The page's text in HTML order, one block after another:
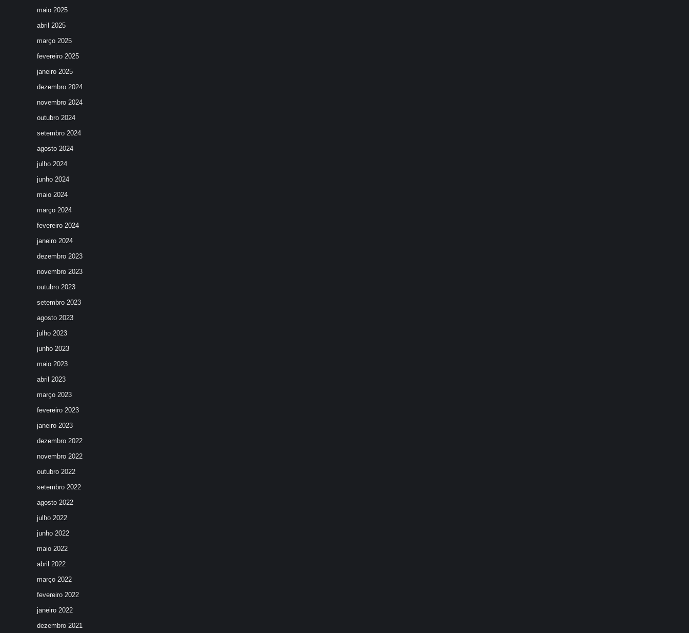
maio 2025
abril 2025
março 2025
fevereiro 2025
janeiro 2025
dezembro 2024
novembro 2024
outubro 2024
setembro 2024
agosto 2024
julho 2024
junho 2024
maio 2024
março 2024
fevereiro 2024
janeiro 2024
dezembro 2023
novembro 2023
outubro 2023
setembro 2023
agosto 2023
julho 2023
junho 2023
maio 2023
abril 2023
março 2023
fevereiro 2023
janeiro 2023
dezembro 2022
novembro 2022
outubro 2022
setembro 2022
agosto 2022
julho 2022
junho 2022
maio 2022
abril 2022
março 2022
fevereiro 2022
janeiro 2022
dezembro 2021